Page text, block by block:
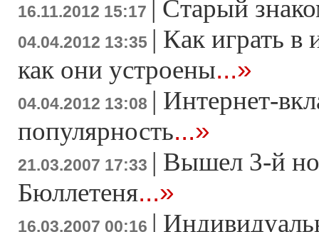
16.11.2012 15:17 | Старый
04.04.2012 13:35 | Как играть в
как они устроены...»
04.04.2012 13:08 | Интернет-
популярность...»
21.03.2007 17:33 | Вышел 3-й
Бюллетеня...»
16.03.2007 00:16 |